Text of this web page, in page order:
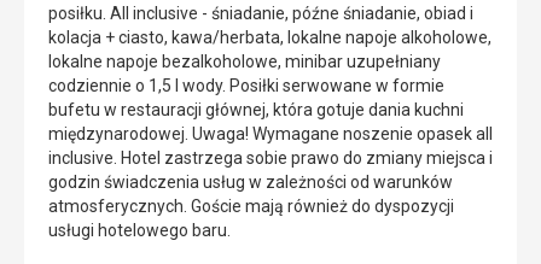
posiłku. All inclusive - śniadanie, późne śniadanie, obiad i
kolacja + ciasto, kawa/herbata, lokalne napoje alkoholowe,
lokalne napoje bezalkoholowe, minibar uzupełniany
codziennie o 1,5 l wody. Posiłki serwowane w formie
bufetu w restauracji głównej, która gotuje dania kuchni
międzynarodowej. Uwaga! Wymagane noszenie opasek all
inclusive. Hotel zastrzega sobie prawo do zmiany miejsca i
godzin świadczenia usług w zależności od warunków
atmosferycznych. Goście mają również do dyspozycji
usługi hotelowego baru.